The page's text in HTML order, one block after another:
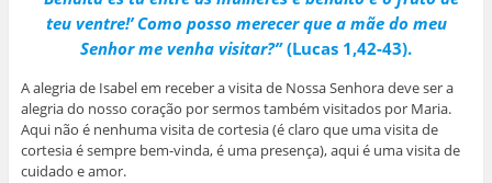
o
v
a
j
a
e
l
a
)
v
a
j
a
n
a
)
v
a
j
a
n
l
a
)
v
a
j
a
n
l
a
)
a
j
a
n
e
a
)
teu ventre!’ Como posso merecer que a mãe do meu
Senhor me venha visitar?”(Lucas 1,42-43).
A alegria de Isabel em receber a visita de Nossa Senhora deve ser a
alegria do nosso coração por sermos também visitados por Maria.
Aqui não é nenhuma visita de cortesia (é claro que uma visita de
cortesia é sempre bem-vinda, é uma presença), aqui é uma visita de
cuidado e amor.